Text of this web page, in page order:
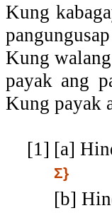
Kung
Kung
payak ang
Kung payak
[1] [a]
Σ}
[b]